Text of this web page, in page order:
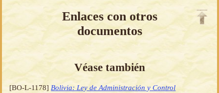
Enlaces con otros
documentos
Véase también
[BO-L-1178] Bolivia: Ley de Administración y Control